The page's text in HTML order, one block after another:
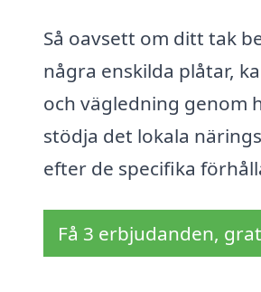
Så oavsett om ditt tak
några enskilda plåtar,
och vägledning genom
stödja det lokala
efter de specifika
Få 3 erbjudanden,